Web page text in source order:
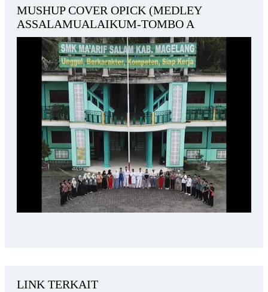
MUSHUP COVER OPICK (MEDLEY
ASSALAMUALAIKUM-TOMBO A
LINK TERKAIT